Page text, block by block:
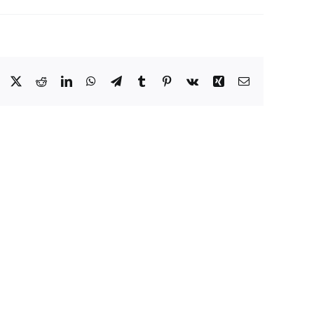
Facebook
X RedditLinkedInWhatsApp
TelegramTumblr Pinterest
Vk Xing E-